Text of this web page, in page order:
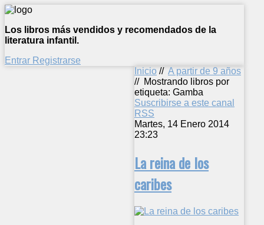
Los libros más vendidos y recomendados de la
literatura infantil.
Entrar Registrarse
Inicio // A partir de 9 años
// Mostrando libros por
etiqueta: Gamba
Suscribirse a este canal
RSS
Martes, 14 Enero 2014
23:23
La reina de los
caribes